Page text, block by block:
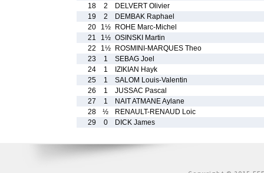
18
2
DELVERT Olivier
19
2
DEMBAK Raphael
20
1½
ROHE Marc-Michel
21
1½ OSINSKI Martin
22
1½
ROSMINI-MARQUES Theo
23
1
SEBAG Joel
24
1
IZIKIAN Hayk
25
1
SALOM Louis-Valentin
26
1
JUSSAC Pascal
27
1
NAIT ATMANE Aylane
28
½
RENAULT-RENAUD Loic
29
0 DICK James